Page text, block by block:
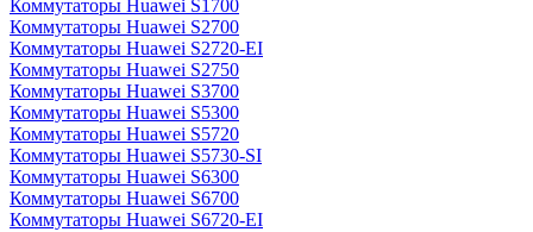
Коммутаторы Huawei S1700
Коммутаторы Huawei S2700
Коммутаторы Huawei S2720-EI
Коммутаторы Huawei S2750
Коммутаторы Huawei S3700
Коммутаторы Huawei S5300
Коммутаторы Huawei S5720
Коммутаторы Huawei S5730-SI
Коммутаторы Huawei S6300
Коммутаторы Huawei S6700
Коммутаторы Huawei S6720-EI